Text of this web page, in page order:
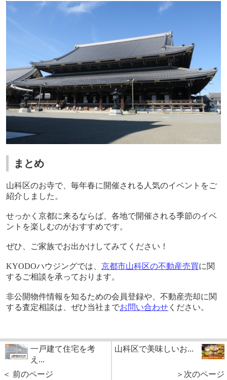
まとめ
山科区のお寺で、毎年春に開催される人気のイベントをご
紹介しました。
せっかく京都に来るならば、各地で開催される季節のイベ
ントを楽しむのがおすすめです。
ぜひ、ご家族でお出かけしてみてください！
KYODOハウジングでは、 京都市山科区の不動産売買に関
するご相談を承っております。
非公開物件情報を知るための会員登録や、不動産売却に関
する査定相談は、ぜひ当社までお問い合わせください。
一戸建て住宅を考
え...
＜ 前のページ
山科区で美味しいお...
＞次のページ